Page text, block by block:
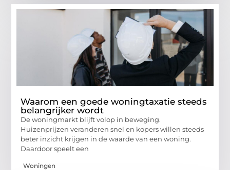
Waarom een goede woningtaxatie steeds
belangrijker wordt
De woningmarkt blijft volop in beweging.
Huizenprijzen veranderen snel en kopers willen steeds
beter inzicht krijgen in de waarde van een woning.
Daardoor speelt een
Woningen